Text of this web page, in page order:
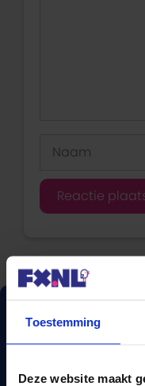
Toestemming
Deze website maakt
Naam